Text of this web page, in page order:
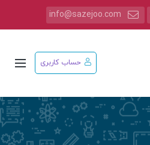
info@sazejoo.com
حساب کاربری